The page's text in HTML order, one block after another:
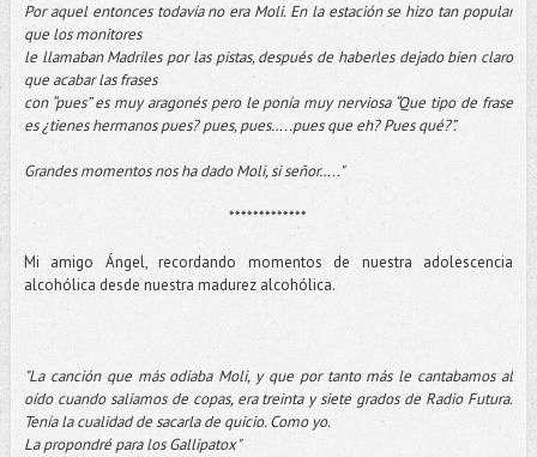
Por aquel entonces todavía no era Moli. En la estación se hizo tan popular
que los monitores
le llamaban Madriles por las pistas, después de haberles dejado bien claro
que acabar las frases
con “pues” es muy aragonés pero le ponía muy nerviosa “Que tipo de frase
es ¿tienes hermanos pues? pues, pues…..pues que eh? Pues qué?”.
Grandes momentos nos ha dado Moli, si señor….."
*************
Mi amigo Ángel, recordando momentos de nuestra adolescencia
alcohólica desde nuestra madurez alcohólica.
"La canción que más odiaba Moli, y que por tanto más le cantabamos al
oído cuando saliamos de copas, era treinta y siete grados de Radio Futura.
Tenía la cualidad de sacarla de quicio. Como yo.
La propondré para los Gallipatox"